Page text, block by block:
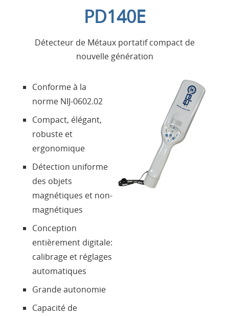
Présentation
Contacts
Login
Langue
PD140E
Détecteur de Métaux portatif compact de
nouvelle génération
Conforme à la
norme NIJ-0602.02
Compact, élégant,
robuste et
ergonomique
Détection uniforme
des objets
magnétiques et non-
magnétiques
Conception
entièrement digitale:
calibrage et réglages
automatiques
Grande autonomie
Capacité de